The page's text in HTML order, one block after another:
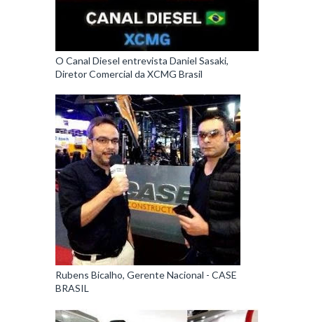
O Canal Diesel entrevista Daniel Sasaki,
Diretor Comercial da XCMG Brasil
Rubens Bicalho, Gerente Nacional - CASE
BRASIL